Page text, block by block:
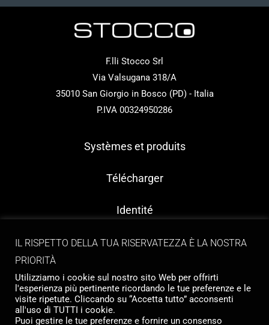
F.lli Stocco Srl
Via Valsugana 318/A
35010 San Giorgio in Bosco (PD) - Italia
P.IVA 00324950286
Systèmes et produits
Télécharger
Identité
Contact
IL RISPETTO DELLA TUA RISERVATEZZA È LA NOSTRA
PRIORITÀ
Utilizziamo i cookie sul nostro sito Web per offrirti
l'esperienza più pertinente ricordando le tue preferenze e le
visite ripetute. Cliccando su “Accetta tutto” acconsenti
all'uso di TUTTI i cookie.
Puoi gestire le tue preferenze e fornire un consenso